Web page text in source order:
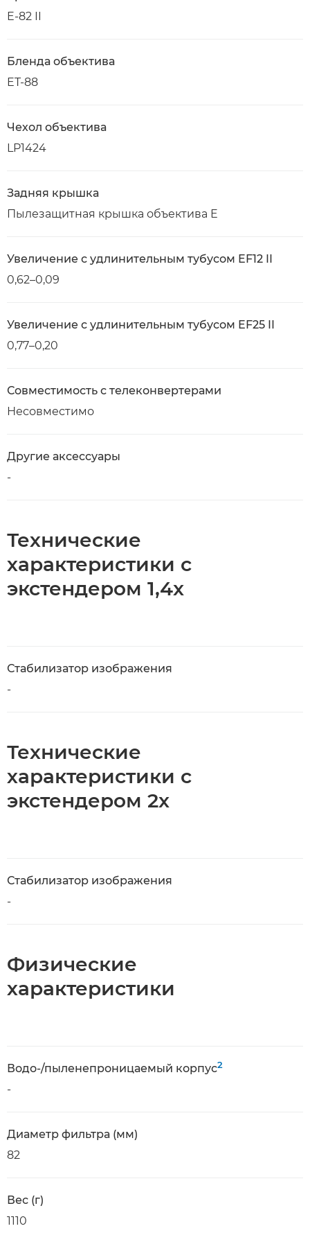
E-82 II
Бленда объектива
ET-88
Чехол объектива
LP1424
Задняя крышка
Пылезащитная крышка объектива E
Увеличение с удлинительным тубусом EF12 II
0,62–0,09
Увеличение с удлинительным тубусом EF25 II
0,77–0,20
Совместимость с телеконвертерами
Несовместимо
Другие аксессуары
-
Технические
характеристики с
экстендером 1,4x
Стабилизатор изображения
-
Технические
характеристики с
экстендером 2x
Стабилизатор изображения
-
Физические
характеристики
Водо-/пыленепроницаемый корпус2
-
Диаметр фильтра (мм)
82
Вес (г)
1110